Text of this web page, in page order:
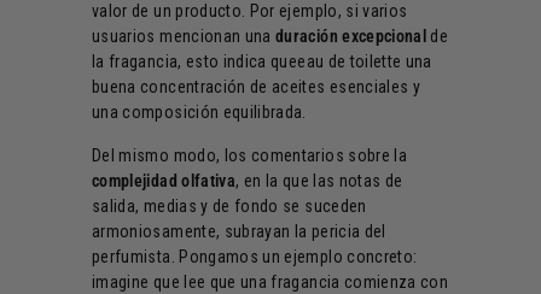
valor de un producto. Por ejemplo, si varios
usuarios mencionan unaduración excepcional de
la fragancia, esto indica queeau de toilette una
buena concentración de aceites esenciales y
una composición equilibrada.
Del mismo modo, los comentarios sobre la
complejidad olfativa, en la que las notas de
salida, medias y de fondo se suceden
armoniosamente, subrayan la pericia del
perfumista. Pongamos un ejemplo concreto:
imagine que lee que una fragancia comienza con